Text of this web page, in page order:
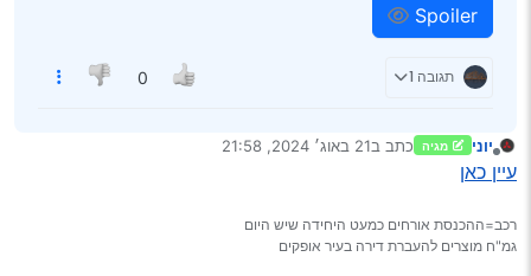
Spoiler
תגובה 1 0
מנותק
יוני מגיה כתב ב21 באוג׳ 2024, 21:58
נערך לאחרונה על ידי
עיין כאן
רכב=ההכנסת אורחים כמעט היחידה שיש היום
גמ"ח מוצרים להעברת דירה בעיר אופקים